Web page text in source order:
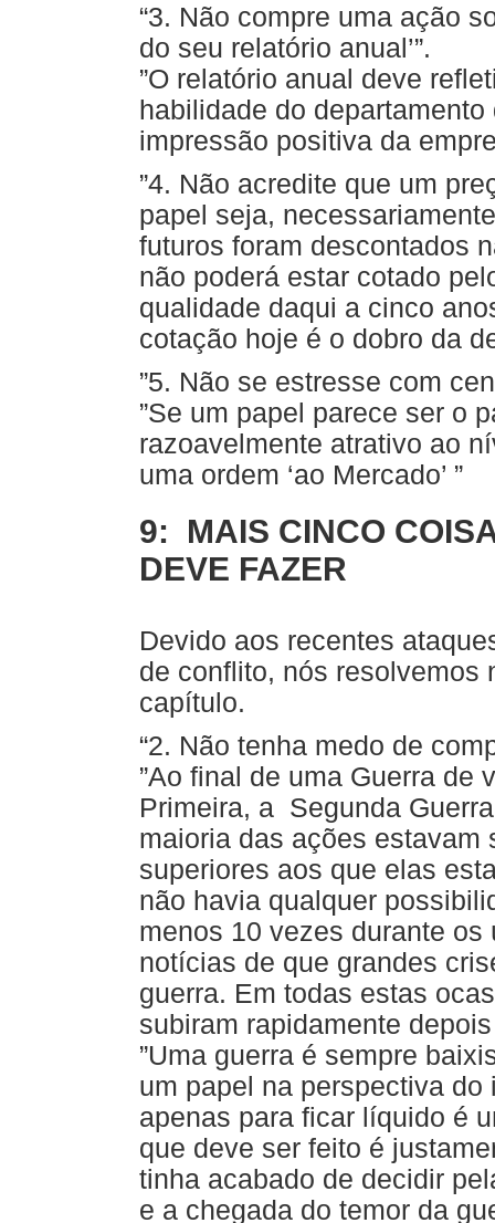
“3. Não compre uma ação
do seu relatório anual’”.
”O relatório anual deve
habilidade do
impressão positiva da
”4. Não acredite que um
papel seja,
futuros foram descontados
não poderá estar cotado
qualidade daqui a cinco
cotação hoje é o dobro da
”5. Não se estresse com
”Se um papel parece ser o
razoavelmente atrativo ao
uma ordem ‘ao Mercado’ ”
9: MAIS CINCO
DEVE FAZER
Devido aos recentes
de conflito, nós resolvemos
capítulo.
“2. Não tenha medo de
”Ao final de uma Guerra de
Primeira, a Segunda
maioria das ações estavam
superiores aos que elas
não havia qualquer
menos 10 vezes durante
notícias de que grandes
guerra. Em todas estas
subiram rapidamente
”Uma guerra é sempre
um papel na perspectiva
apenas para ficar líquido é
que deve ser feito é
tinha acabado de decidir
e a chegada do temor da